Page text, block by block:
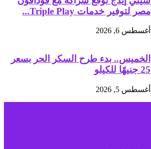
مصر لتوفير خدمات Triple Play...
أغسطس 6, 2026
الخميس.. بدء طرح السكر الحر بسعر
25 جنيهًا للكيلو
أغسطس 5, 2026